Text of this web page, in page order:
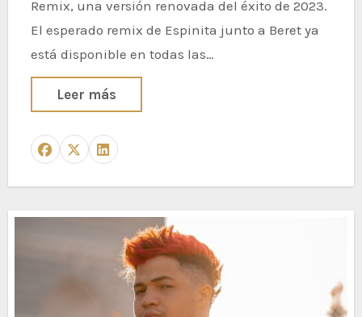
Remix, una versión renovada del éxito de 2023.
El esperado remix de Espinita junto a Beret ya
está disponible en todas las…
Leer más